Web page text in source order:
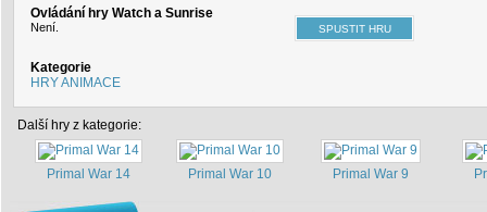
Ovládání hry Watch a Sunrise
Není.
Kategorie
HRY ANIMACE
Další hry z kategorie:
Primal War 14 Primal War 10 Primal War 9